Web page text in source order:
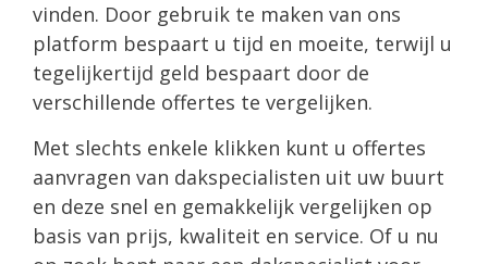
vinden. Door gebruik te maken van ons
platform bespaart u tijd en moeite, terwijl u
tegelijkertijd geld bespaart door de
verschillende offertes te vergelijken.
Met slechts enkele klikken kunt u offertes
aanvragen van dakspecialisten uit uw buurt
en deze snel en gemakkelijk vergelijken op
basis van prijs, kwaliteit en service. Of u nu